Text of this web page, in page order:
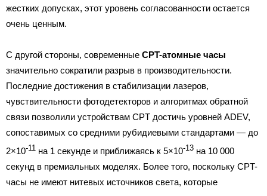
жестких допусках, этот уровень согласованности остается
очень ценным.
С другой стороны, современные CPT-атомные часы
значительно сократили разрыв в производительности.
Последние достижения в стабилизации лазеров,
чувствительности фотодетекторов и алгоритмах обратной
связи позволили устройствам CPT достичь уровней ADEV,
сопоставимых со средними рубидиевыми стандартами — до
2×10-11 на 1 секунде и приближаясь к 5×10-13 на 10 000
секунд в премиальных моделях. Более того, поскольку CPT-
часы не имеют нитевых источников света, которые